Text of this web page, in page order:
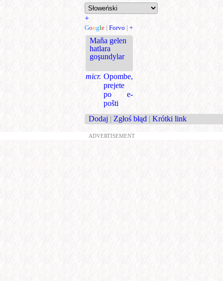
+
Google | Forvo | +
Maňa gelen
hatlara
goşundylar
micr. Opombe,
prejete
po e-
pošti
Dodaj | Zgłoś błąd | Krótki link
ADVERTISEMENT